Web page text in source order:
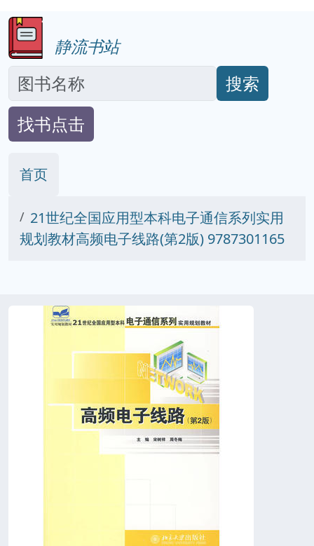
静流书站
搜索
找书点击
首页
21世纪全国应用型本科电子通信系列实用
规划教材高频电子线路(第2版) 9787301165